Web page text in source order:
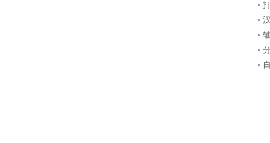
• 打印
• 汉字
• 轴重
• 分
• 自